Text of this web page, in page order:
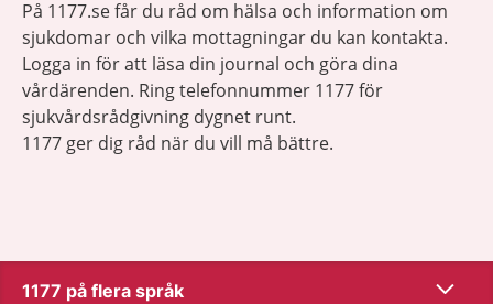
På 1177.se får du råd om hälsa och information om
sjukdomar och vilka mottagningar du kan kontakta.
Logga in för att läsa din journal och göra dina
vårdärenden. Ring telefonnummer 1177 för
sjukvårdsrådgivning dygnet runt.
1177 ger dig råd när du vill må bättre.
1177 på flera språk Visa